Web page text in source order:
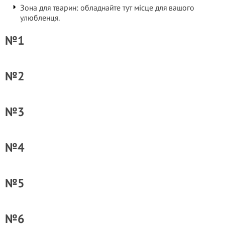
Зона для тварин: обладнайте тут місце для вашого
улюбленця.
№1
№2
№3
№4
№5
№6